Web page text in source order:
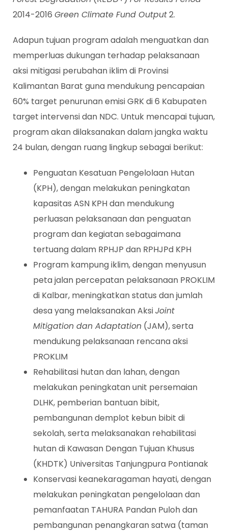
2014-2016 Green Climate Fund Output2.
Adapun tujuan program adalah menguatkan dan
memperluas dukungan terhadap pelaksanaan
aksi mitigasi perubahan iklim di Provinsi
Kalimantan Barat guna mendukung pencapaian
60% target penurunan emisi GRK di 6 Kabupaten
target intervensi dan NDC. Untuk mencapai tujuan,
program akan dilaksanakan dalam jangka waktu
24 bulan, dengan ruang lingkup sebagai berikut:
Penguatan Kesatuan Pengelolaan Hutan
(KPH), dengan melakukan peningkatan
kapasitas ASN KPH dan mendukung
perluasan pelaksanaan dan penguatan
program dan kegiatan sebagaimana
tertuang dalam RPHJP dan RPHJPd KPH
Program kampung iklim, dengan menyusun
peta jalan percepatan pelaksanaan PROKLIM
di Kalbar, meningkatkan status dan jumlah
desa yang melaksanakan AksiJoint
Mitigation dan Adaptation (JAM), serta
mendukung pelaksanaan rencana aksi
PROKLIM
Rehabilitasi hutan dan lahan, dengan
melakukan peningkatan unit persemaian
DLHK, pemberian bantuan bibit,
pembangunan demplot kebun bibit di
sekolah, serta melaksanakan rehabilitasi
hutan di Kawasan Dengan Tujuan Khusus
(KHDTK) Universitas Tanjungpura Pontianak
Konservasi keanekaragaman hayati, dengan
melakukan peningkatan pengelolaan dan
pemanfaatan TAHURA Pandan Puloh dan
pembangunan penangkaran satwa (taman